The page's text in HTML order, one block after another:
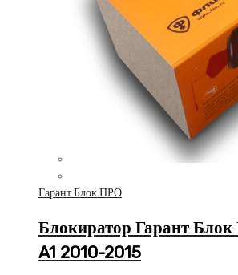
Гарант Блок ПРО
Блокиратор Гарант
A1 2010-2015